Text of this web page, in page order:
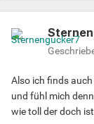
Also ich finds
und fühl mich
wie toll der doch